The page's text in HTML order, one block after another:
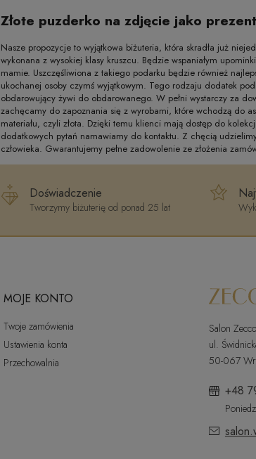
Złote puzderko na zdjęcie jako prezent
Nasze propozycje to wyjątkowa biżuteria, która skradła już
wykonana z wysokiej klasy kruszcu. Będzie wspaniałym
mamie. Uszczęśliwiona z takiego podarku będzie również
ukochanej osoby czymś wyjątkowym. Tego rodzaju dodatek
obdarowujący żywi do obdarowanego. W pełni wystarczy za
zachęcamy do zapoznania się z wyrobami, które wchodzą do
materiału, czyli złota. Dzięki temu klienci mają dostęp do
dodatkowych pytań namawiamy do kontaktu. Z chęcią
człowieka. Gwarantujemy pełne zadowolenie ze złożenia
Doświadczenie
Tworzymy biżuterię od ponad 25 lat
MOJE KONTO
Twoje zamówienia
Ustawienia konta
Przechowalnia
Salon
ul.
50-067
+48